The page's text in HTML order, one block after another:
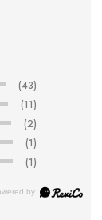
(43)
(11)
(2)
(1)
(1)